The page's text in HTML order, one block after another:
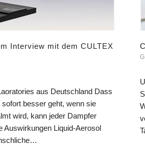
Interview mit dem CULTEX
aus Deutschland Dass
besser geht, wenn sie
wird, kann jeder Dampfer
Auswirkungen Liquid-Aerosol